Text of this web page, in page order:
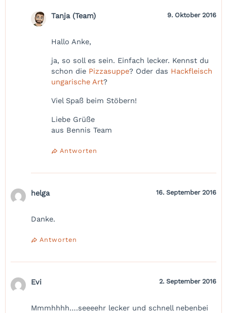
Tanja (Team) 9. Oktober 2016
Hallo Anke,
ja, so soll es sein. Einfach lecker. Kennst du
schon die Pizzasuppe? Oder das Hackfleisch
ungarische Art?
Viel Spaß beim Stöbern!
Liebe Grüße
aus Bennis Team
Antworten
helga 16. September 2016
Danke.
Antworten
Evi 2. September 2016
Mmmhhhh….seeeehr lecker und schnell nebenbei